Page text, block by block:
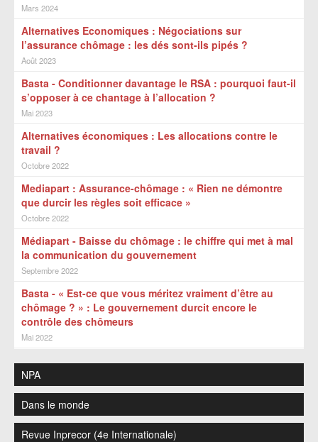
Mars 2024
Alternatives Economiques : Négociations sur
l’assurance chômage : les dés sont-ils pipés ?
Août 2023
Basta - Conditionner davantage le RSA : pourquoi faut-il
s’opposer à ce chantage à l’allocation ?
Mai 2023
Alternatives économiques : Les allocations contre le
travail ?
Octobre 2022
Mediapart : Assurance-chômage : « Rien ne démontre
que durcir les règles soit efficace »
Octobre 2022
Médiapart - Baisse du chômage : le chiffre qui met à mal
la communication du gouvernement
Septembre 2022
Basta - « Est-ce que vous méritez vraiment d’être au
chômage ? » : Le gouvernement durcit encore le
contrôle des chômeurs
Mai 2022
NPA
Dans le monde
Revue Inprecor (4e Internationale)